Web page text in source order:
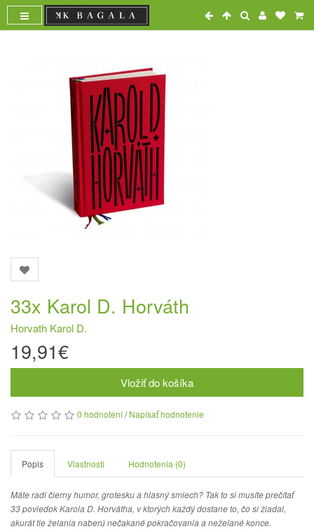
33x Karol D. Horváth
Horvath Karol D.
19,91€
Vložiť do košíka
0 hodnotení/Napísať hodnotenie
Popis Vlastnosti Hodnotenia (0)
Máte radi čierny humor, grotesku a hlasný smiech? Tak to si musíte prečítať
33 poviedok Karola D. Horvátha, v ktorých každý dostane to, čo si žiadal,
akurát tie želania naberú nečakané pokračovania a neželané konce.